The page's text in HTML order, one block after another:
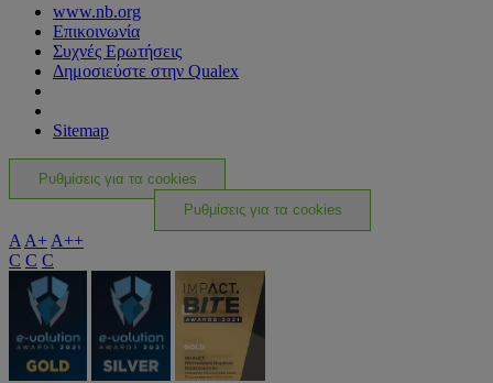
www.nb.org
Επικοινωνία
Συχνές Ερωτήσεις
Δημοσιεύστε στην Qualex
Sitemap
Ρυθμίσεις για τα cookies
Ρυθμίσεις για τα cookies
A A+ A++
C C C